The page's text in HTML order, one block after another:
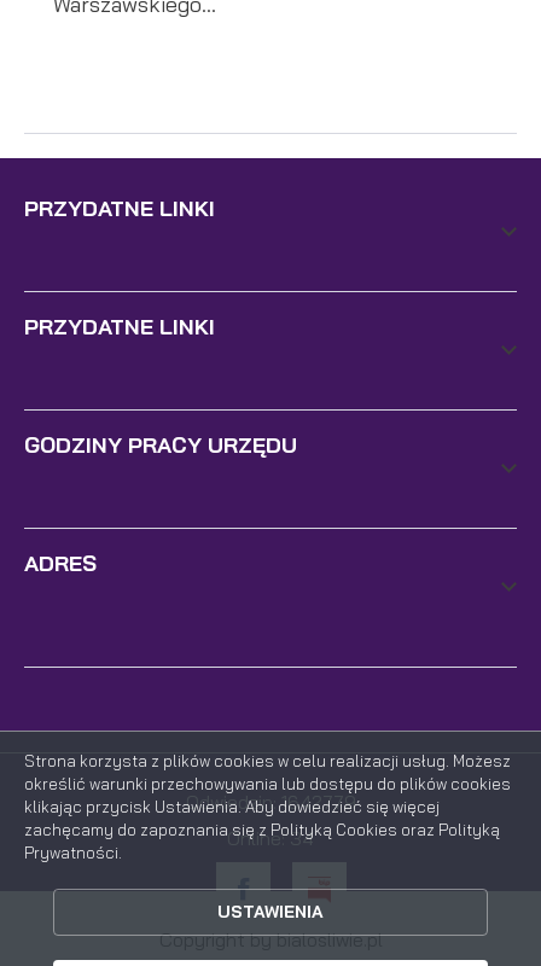
PRZYDATNE LINKI
PRZYDATNE LINKI
GODZINY PRACY URZĘDU
ADRES
Odwiedzin: 1642779
Online: 34
Copyright by bialosliwie.pl
Strona korzysta z plików cookies w celu realizacji usług. Możesz
określić warunki przechowywania lub dostępu do plików cookies
klikając przycisk Ustawienia. Aby dowiedzieć się więcej
zachęcamy do zapoznania się z Polityką Cookies oraz Polityką
Prywatności.
USTAWIENIA